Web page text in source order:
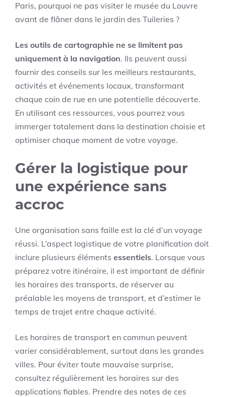
Paris, pourquoi ne pas visiter le musée du Louvre
avant de flâner dans le jardin des Tuileries ?
Les outils de cartographie ne se limitent pas
uniquement à la navigation. Ils peuvent aussi
fournir des conseils sur les meilleurs restaurants,
activités et événements locaux, transformant
chaque coin de rue en une potentielle découverte.
En utilisant ces ressources, vous pourrez vous
immerger totalement dans la destination choisie et
optimiser chaque moment de votre voyage.
Gérer la logistique pour
une expérience sans
accroc
Une organisation sans faille est la clé d’un voyage
réussi. L’aspect logistique de votre planification doit
inclure plusieurs éléments essentiels. Lorsque vous
préparez votre itinéraire, il est important de définir
les horaires des transports, de réserver au
préalable les moyens de transport, et d’estimer le
temps de trajet entre chaque activité.
Les horaires de transport en commun peuvent
varier considérablement, surtout dans les grandes
villes. Pour éviter toute mauvaise surprise,
consultez régulièrement les horaires sur des
applications fiables. Prendre des notes de ces